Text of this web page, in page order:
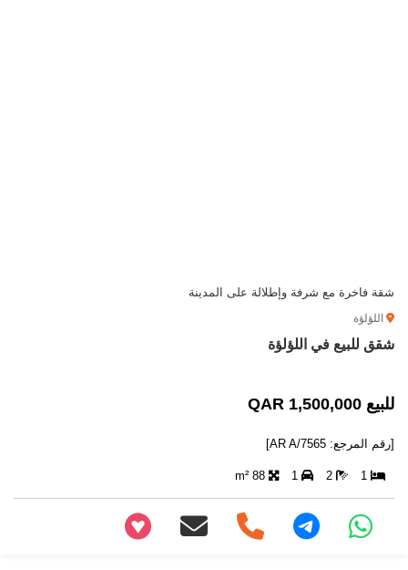
شقة فاخرة مع شرفة وإطلالة على المدينة
اللؤلؤة
شقق للبيع في اللؤلؤة
للبيع 1,500,000 QAR
[رقم المرجع: AR A/7565]
1
2
1
88 m²